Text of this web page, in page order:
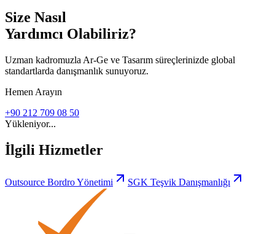
Size Nasıl
Yardımcı Olabiliriz?
Uzman kadromuzla Ar-Ge ve Tasarım süreçlerinizde global
standartlarda danışmanlık sunuyoruz.
Hemen Arayın
+90 212 709 08 50
Yükleniyor...
İlgili Hizmetler
Outsource Bordro Yönetimi SGK Teşvik Danışmanlığı